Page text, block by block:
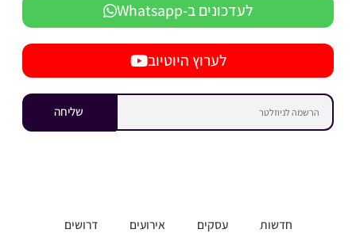
לעדכונים ב-Whatsapp
לערוץ היוטיוב
שליחה
חדשות עסקים אירועים
דרושים